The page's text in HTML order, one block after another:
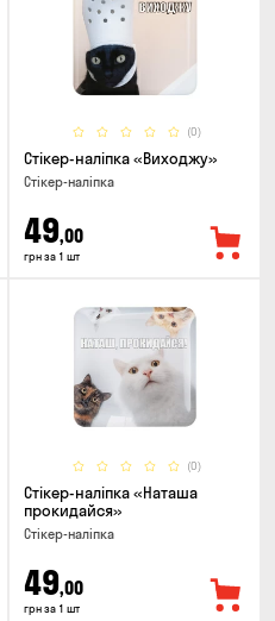
(0)
Стікер-наліпка «Виходжу»
Стікер-наліпка
49,00
грн за 1 шт
(0)
Стікер-наліпка «Наташа
прокидайся»
Стікер-наліпка
49,00
грн за 1 шт